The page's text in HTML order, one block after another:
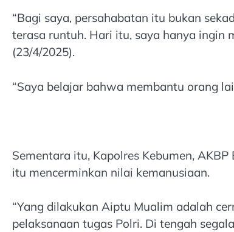
“Bagi saya, persahabatan itu bukan
terasa runtuh. Hari itu, saya hanya ingin
(23/4/2025).
“Saya belajar bahwa membantu orang
Sementara itu, Kapolres Kebumen,
itu mencerminkan nilai kemanusiaan.
“Yang dilakukan Aiptu Mualim adalah
pelaksanaan tugas Polri. Di tengah